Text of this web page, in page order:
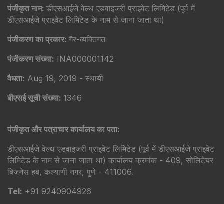
पंजीकृत नाम: डीएसआईजे वेल्थ एडवाइजरी प्राइवेट लिमिटेड (पूर्व में
डीएसआईजे प्राइवेट लिमिटेड के नाम से जाना जाता था)
पंजीकरण का प्रकार: गैर-व्यक्तिगत
पंजीकरण संख्या: INA000001142
वैधता: Aug 19, 2019 - स्थायी
बीएसई सूची संख्या: 1346
पंजीकृत और पत्राचार कार्यालय का पता:
डीएसआईजे वेल्थ एडवाइजरी प्राइवेट लिमिटेड (पूर्व में डीएसआईजे प्राइवेट
लिमिटेड के नाम से जाना जाता था) कार्यालय क्रमांक - 409, सोलिटेयर
बिजनेस हब, कल्याणी नगर, पुणे - 411006.
Tel: +91 9240904926